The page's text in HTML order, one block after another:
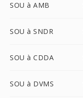
SOU à AMB
SOU à SNDR
SOU à CDDA
SOU à DVMS